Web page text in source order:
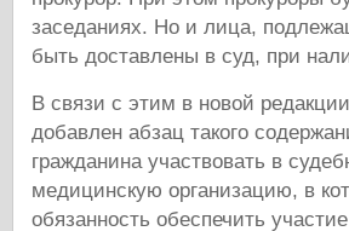
заседаниях. Но и лица,
быть доставлены в суд, при
В связи с этим в новой
добавлен абзац такого
гражданина участвовать в
медицинскую организацию, в
обязанность обеспечить